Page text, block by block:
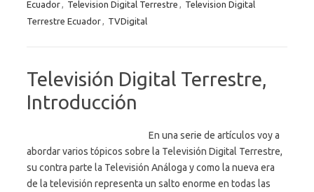
Ecuador, Television Digital Terrestre , Television Digital
Terrestre Ecuador, TVDigital
Televisión Digital Terrestre,
Introducción
En una serie de artículos voy a
abordar varios tópicos sobre la Televisión Digital Terrestre,
su contra parte la Televisión Análoga y como la nueva era
de la televisión representa un salto enorme en todas las